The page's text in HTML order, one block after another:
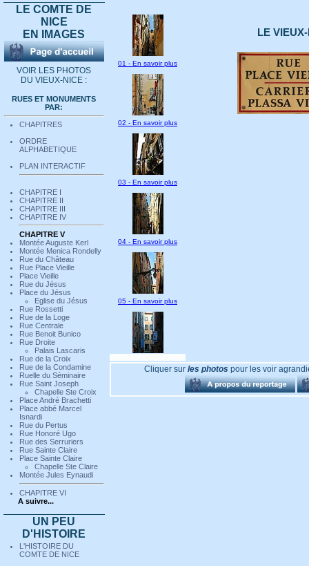
LE COMTE DE
NICE
EN IMAGES
VOIR LES PHOTOS
DU VIEUX-NICE :
RUES ET MONUMENTS
PAR:
CHAPITRES
ORDRE
ALPHABETIQUE
PLAN INTERACTIF
CHAPITRE I
CHAPITRE II
CHAPITRE III
CHAPITRE IV
CHAPITRE V
Montée Auguste Kerl
Montée Menica Rondelly
Rue du Château
Rue Place Vieille
Place Vieille
Rue du Jésus
Place du Jésus
Eglise du Jésus
Rue Rossetti
Rue de la Loge
Rue Centrale
Rue Benoit Bunico
Rue Droite
Palais Lascaris
Rue de la Croix
Rue de la Condamine
Ruelle du Séminaire
Rue Saint Joseph
Chapelle Ste Croix
Place André Brachetti
Place abbé Marcel
Isnardi
Rue du Pertus
Rue Honoré Ugo
Rue des Serruriers
Rue Sainte Claire
Place Sainte Claire
Chapelle Ste Claire
Montée Jules Eynaudi
CHAPITRE VI
A suivre...
UN PEU
D'HISTOIRE
L'HISTOIRE DU
COMTE DE NICE
01 - En savoir plus
02 - En savoir plus
03 - En savoir plus
04 - En savoir plus
05 - En savoir plus
06 - En savoir plus
LE
Cliquer surles photos pour les voir